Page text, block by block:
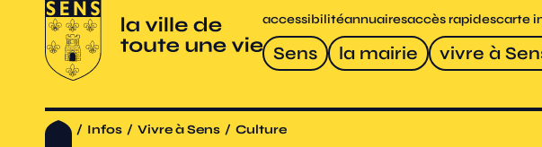
Sens la mairie vivre à
accessibilitéannuairesaccès rapidescarte
/ Infos / Vivre à Sens / Culture